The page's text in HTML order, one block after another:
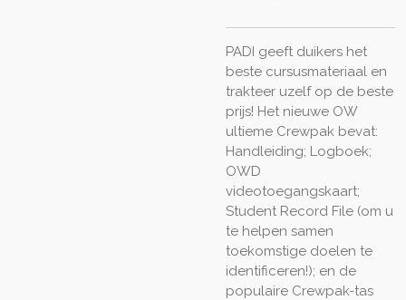
PADI geeft duikers het
beste cursusmateriaal en
trakteer uzelf op de beste
prijs! Het nieuwe OW
ultieme Crewpak bevat:
Handleiding; Logboek;
OWD
videotoegangskaart;
Student Record File (om u
te helpen samen
toekomstige doelen te
identificeren!); en de
populaire Crewpak-tas